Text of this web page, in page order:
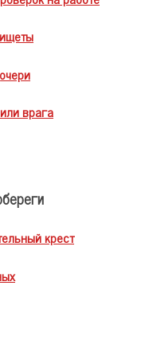
врага
крест